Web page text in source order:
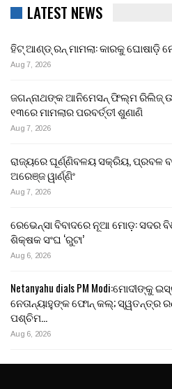
LATEST NEWS
ହିଟ୍ ଆଣ୍ଡ୍ ରନ୍ ମାମଲା: କାରକୁ ଘୋଷାଡ଼ି
Aug 7, 2026
ଜଗନ୍ନାଥଙ୍କ ଆନିମେସନ୍ ଫିଲ୍ମ ରିଲିଜ୍
୧୩ରେ ମାମଲାର ପରବର୍ତ୍ତୀ ଶୁଣାଣି
Aug 7, 2026
ରାଜ୍ୟରେ ଘୂର୍ଣ୍ଣିବଳୟ ସକ୍ରିୟ, ପ୍ରବଳ
ଅରେଞ୍ଜ ୱାର୍ଣ୍ଣିଂ
Aug 7, 2026
ରେଭେନ୍ସା ବିବାଦରେ ନୂଆ ମୋଡ଼: ସଦର
ଶିକ୍ଷକ ସଂଘ ‘ରୁଟା’
Aug 6, 2026
Netanyahu dials PM Modi:ମୋଦୀଙ୍କୁ
ନେତାନ୍ୟାହୁଙ୍କ ଫୋନ୍ କଲ୍; ସ୍ୱତନ୍ତ୍ର
ପଶ୍ଚିମ…
Aug 6, 2026